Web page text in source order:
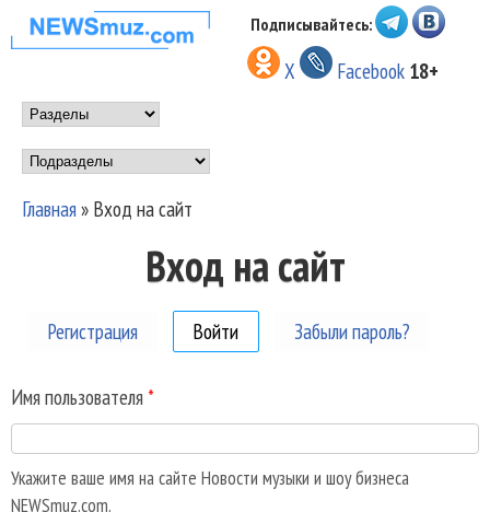
Перейти к основному
содержанию
НОВОСТИ
МУЗЫКИ И
ШОУ БИЗНЕСА
NEWSMUZ.COM
Подписывайтесь:
X Facebook 18+
Main menu
Подразделы
Вы здесь
Главная» Вход на сайт
Вход на сайт
Регистрация Войти (активная вкладка)
Забыли пароль?
Имя пользователя *
Укажите ваше имя на сайте Новости музыки и шоу бизнеса
NEWSmuz.com.